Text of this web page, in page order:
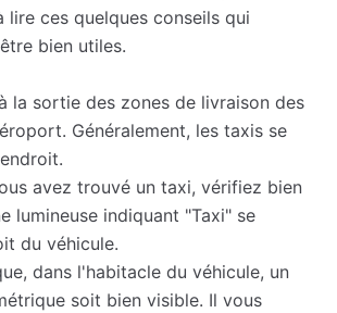
lire ces quelques conseils qui
bien utiles.
la sortie des zones de livraison des
Généralement, les taxis se
avez trouvé un taxi, vérifiez bien
lumineuse indiquant "Taxi" se
du véhicule.
dans l'habitacle du véhicule, un
soit bien visible. Il vous